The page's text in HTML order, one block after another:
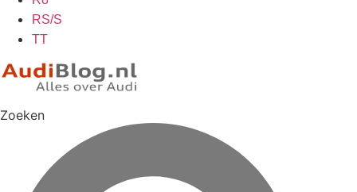
RS/S
TT
Zoeken